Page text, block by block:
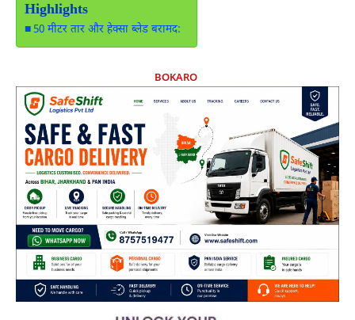
Highlights
50 मीटर तार और हेक्सा ब्लेड बरामद:
BOKARO